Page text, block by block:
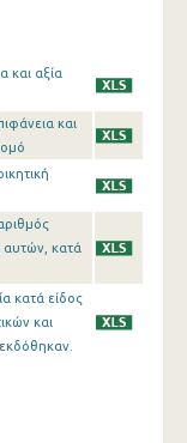
και αξία
και
αυτών, κατά
κατά είδος
και